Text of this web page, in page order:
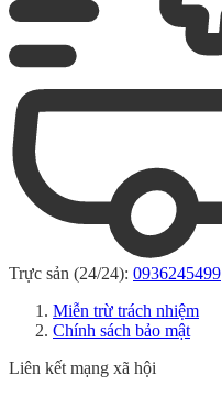
Trực sản (24/24): 0936245499
Miễn trừ trách nhiệm
Chính sách bảo mật
Liên kết mạng xã hội